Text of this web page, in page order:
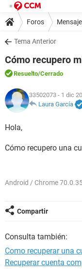
Foros
Tema Anterior
Cómo recupero
Resuelto/Cerrado
33502073 - 1 dic
Laura García
Hola,
Cómo recupero una
Android / Chrome
Compartir
Consulta también:
Como recuperar una
Recuperar cuenta